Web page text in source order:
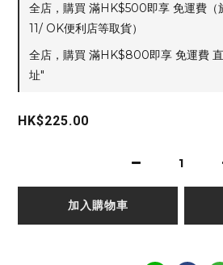
全店，購買 滿HK$500即享 免運費（
11/ OK便利店等取貨）
全店，購買 滿HK$800即享 免運費
址"
HK$225.00
加入購物車